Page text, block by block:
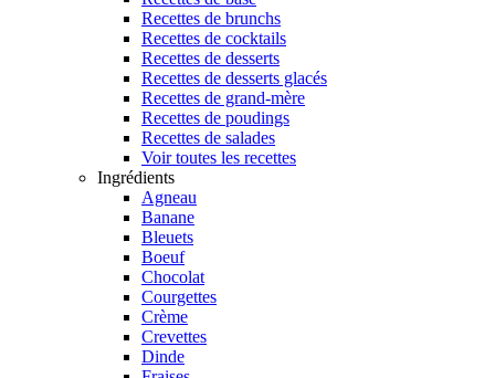
Recettes de brunchs
Recettes de cocktails
Recettes de desserts
Recettes de desserts glacés
Recettes de grand-mère
Recettes de poudings
Recettes de salades
Voir toutes les recettes
Ingrédients
Agneau
Banane
Bleuets
Boeuf
Chocolat
Courgettes
Crème
Crevettes
Dinde